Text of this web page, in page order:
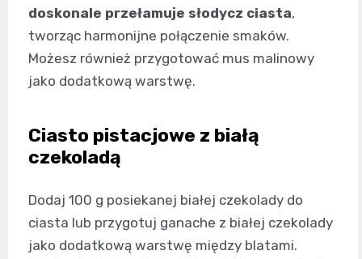
doskonale przełamuje słodycz ciasta,
tworząc harmonijne połączenie smaków.
Możesz również przygotować mus malinowy
jako dodatkową warstwę.
Ciasto pistacjowe z białą
czekoladą
Dodaj 100 g posiekanej białej czekolady do
ciasta lub przygotuj ganache z białej czekolady
jako dodatkową warstwę między blatami.